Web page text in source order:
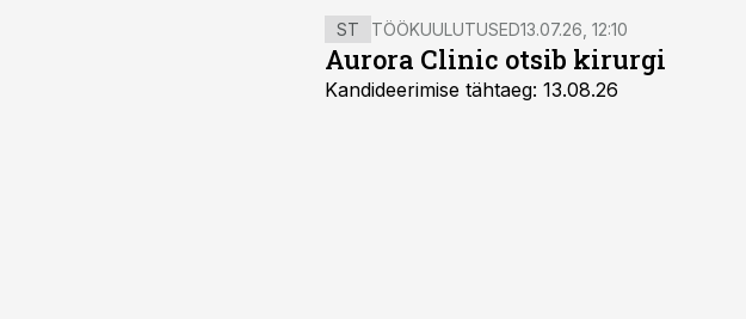
ST TÖÖKUULUTUSED13.07.26, 12:10
Aurora Clinic otsib kirurgi
Kandideerimise tähtaeg: 13.08.26